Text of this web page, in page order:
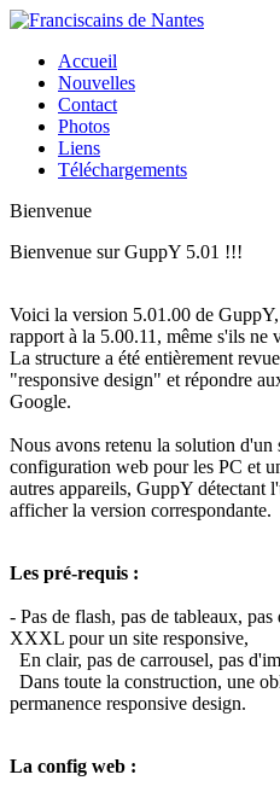
Accueil
Nouvelles
Contact
Photos
Liens
Téléchargements
Bienvenue
Bienvenue sur GuppY 5.01 !!!
Voici la version 5.01.00 de
rapport à la 5.00.11, même s'ils ne
La structure a été entièrement
"responsive design" et répondre
Google.
Nous avons retenu la solution d'un
configuration web pour les PC et
autres appareils, GuppY détectant
afficher la version correspondante.
Les pré-requis :
- Pas de flash, pas de tableaux,
XXXL pour un site responsive,
En clair, pas de carrousel, pas
Dans toute la construction, une
permanence responsive design.
La config web :